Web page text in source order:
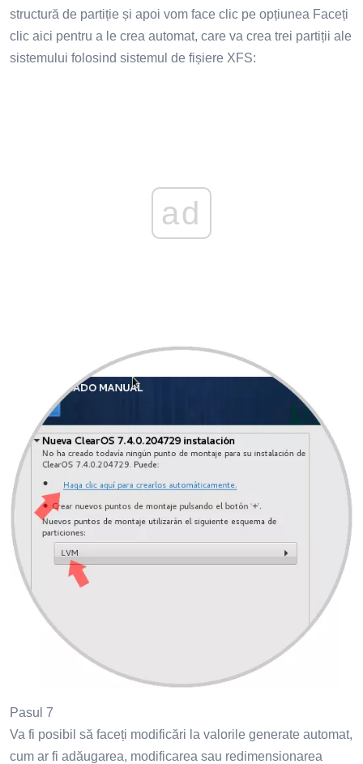
structură de partiție și apoi vom face clic pe opțiunea Faceți
clic aici pentru a le crea automat, care va crea trei partiții ale
sistemului folosind sistemul de fișiere XFS:
ad
Pasul 7
Va fi posibil să faceți modificări la valorile generate automat,
cum ar fi adăugarea, modificarea sau redimensionarea